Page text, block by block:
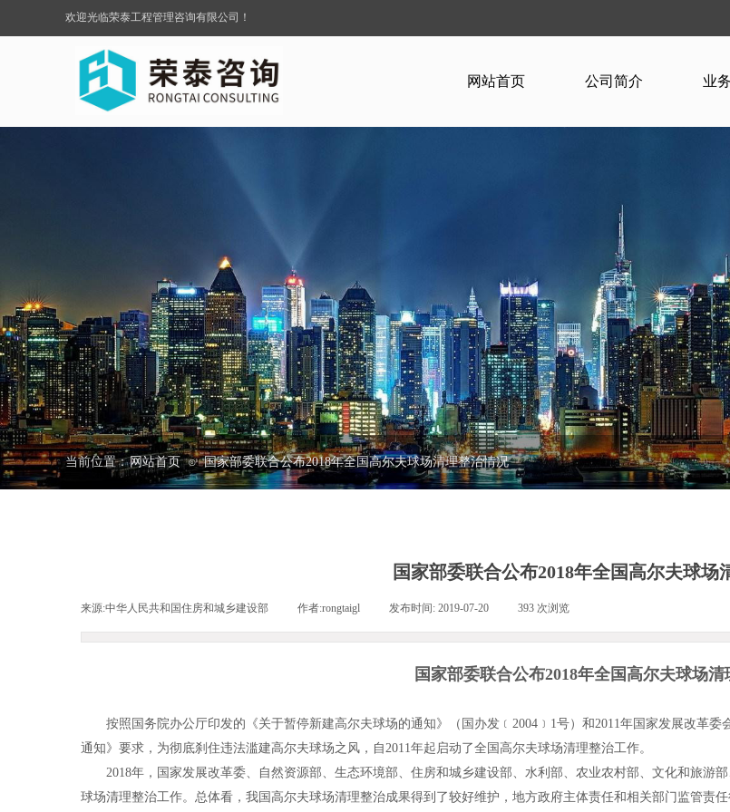
欢迎光临荣泰工程管理咨询有限公司！
网站首页 公司简介 业
当前位置：网站首页 ⊙ 国家部委联合公布2018年全国高尔夫球场清理整治情况
国家部委联合公布2018年全国高尔夫球场
来源:中华人民共和国住房和城乡建设部 作者:rongtaigl 发布时间: 2019-07-20 393 次浏览
国家部委联合公布2018年全国高尔夫球场
按照国务院办公厅印发的《关于暂停新建高尔夫球场的通知》（国办发﹝2004﹞1号）和2011年国家发展改革委
通知》要求，为彻底刹住违法滥建高尔夫球场之风，自2011年起启动了全国高尔夫球场清理整治工作。
2018年，国家发展改革委、自然资源部、生态环境部、住房和城乡建设部、水利部、农业农村部、文化和旅游
球场清理整治工作。总体看，我国高尔夫球场清理整治成果得到了较好维护，地方政府主体责任和相关部门监管责